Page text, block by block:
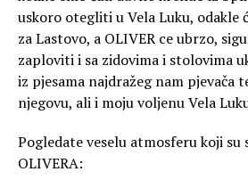
uskoro otegliti u Vela Luku, odakle
za Lastovo, a OLIVER ce ubrzo,
zaploviti i sa zidovima i stolovima
iz pjesama najdražeg nam pjevača
njegovu, ali i moju voljenu Vela
Pogledate veselu atmosferu koji
OLIVERA: